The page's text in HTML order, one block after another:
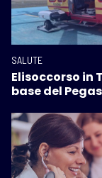
SALUTE
Elisoccorso in
base del